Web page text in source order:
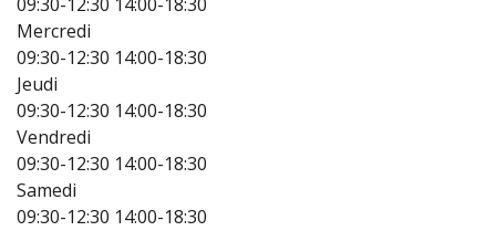
Mercredi
09:30-12:30 14:00-18:30
Jeudi
09:30-12:30 14:00-18:30
Vendredi
09:30-12:30 14:00-18:30
Samedi
09:30-12:30 14:00-18:30